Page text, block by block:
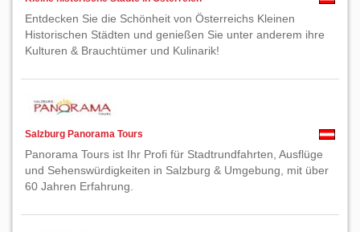
Entdecken Sie die Schönheit von Österreichs Kleinen
Historischen Städten und genießen Sie unter anderem ihre
Kulturen & Brauchtümer und Kulinarik!
Salzburg Panorama Tours
Panorama Tours ist Ihr Profi für Stadtrundfahrten, Ausflüge
und Sehenswürdigkeiten in Salzburg & Umgebung, mit über
60 Jahren Erfahrung.